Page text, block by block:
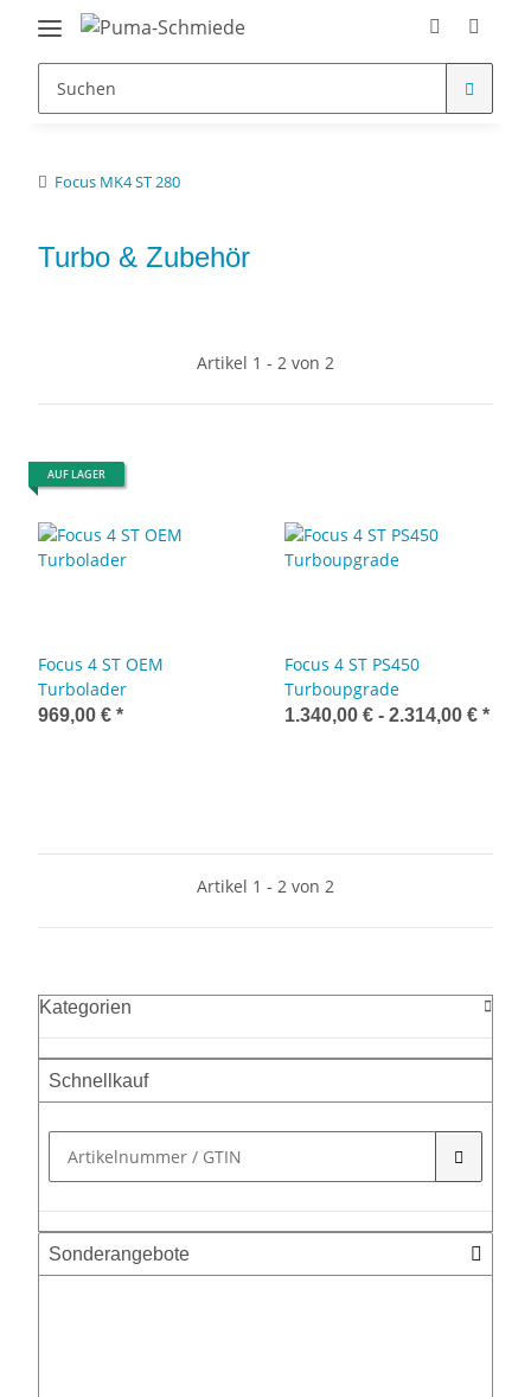
Focus MK4 ST 280
Turbo & Zubehör
Artikel 1 - 2 von 2
AUF LAGER
Focus 4 ST OEM
Turbolader
969,00 € *
Focus 4 ST PS450
Turboupgrade
1.340,00 € - 2.314,00 € *
Artikel 1 - 2 von 2
Kategorien
Schnellkauf
Sonderangebote